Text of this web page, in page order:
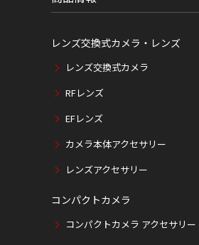
レンズ交換式カメラ・レンズ
レンズ交換式カメラ
RFレンズ
EFレンズ
カメラ本体アクセサリー
レンズアクセサリー
コンパクトカメラ
コンパクトカメラ アクセサリー